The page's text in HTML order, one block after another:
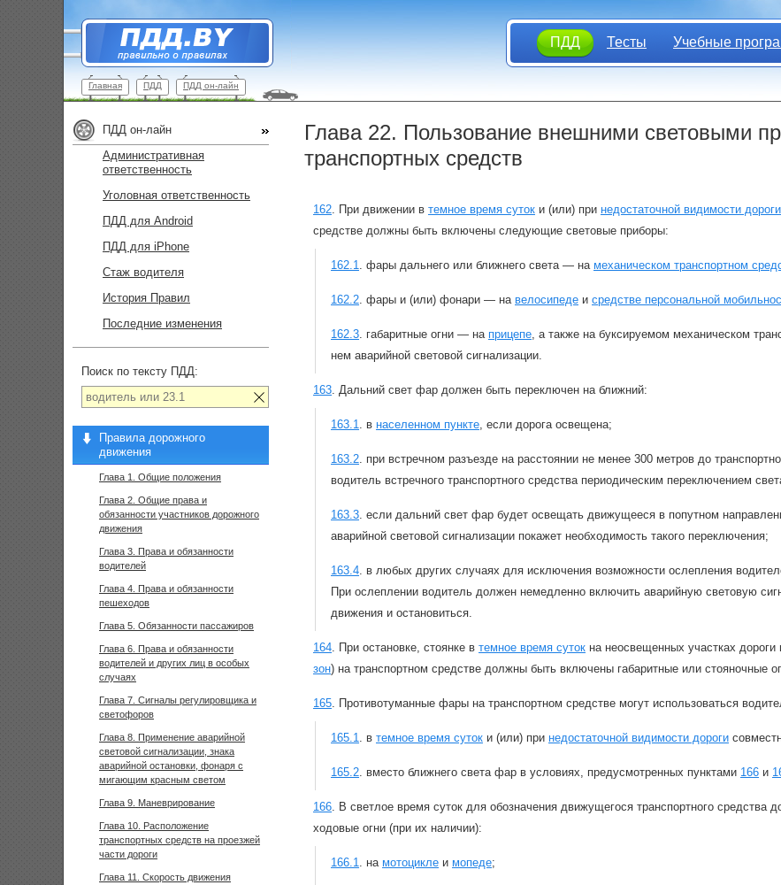
ПДД Тесты Учебные
Главная ПДД ПДД он-лайн
Глава 22. Пользование внешними световыми
транспортных средств
162. При движении в темное время суток и (или) при недостаточной видимости дороги
средстве должны быть включены следующие световые приборы:
162.1. фары дальнего или ближнего света — на механическом транспортном
162.2. фары и (или) фонари — на велосипеде и средстве персональной
162.3. габаритные огни — на прицепе, а также на буксируемом механическом
нем аварийной световой сигнализации.
163. Дальний свет фар должен быть переключен на ближний:
163.1. в населенном пункте, если дорога освещена;
163.2. при встречном разъезде на расстоянии не менее 300 метров до
водитель встречного транспортного средства периодическим переключением
163.3. если дальний свет фар будет освещать движущееся в попутном
аварийной световой сигнализации покажет необходимость такого переключения;
163.4. в любых других случаях для исключения возможности ослепления
При ослеплении водитель должен немедленно включить аварийную световую
движения и остановиться.
164. При остановке, стоянке в темное время суток на неосвещенных участках дороги
зон) на транспортном средстве должны быть включены габаритные или стояночные
165. Противотуманные фары на транспортном средстве могут использоваться
165.1. в темное время суток и (или) при недостаточной видимости дороги
165.2. вместо ближнего света фар в условиях, предусмотренных пунктами 166 и
166. В светлое время суток для обозначения движущегося транспортного
ходовые огни (при их наличии):
166.1. на мотоцикле и мопеде;
ПДД он-лайн
Административная
ответственность
Уголовная ответственность
ПДД для Android
ПДД для iPhone
Стаж водителя
История Правил
Последние изменения
Поиск по тексту ПДД:
Правила дорожного
движения
Глава 1. Общие положения
Глава 2. Общие права и
обязанности участников дорожного
движения
Глава 3. Права и обязанности
водителей
Глава 4. Права и обязанности
пешеходов
Глава 5. Обязанности пассажиров
Глава 6. Права и обязанности
водителей и других лиц в особых
случаях
Глава 7. Сигналы регулировщика и
светофоров
Глава 8. Применение аварийной
световой сигнализации, знака
аварийной остановки, фонаря с
мигающим красным светом
Глава 9. Маневрирование
Глава 10. Расположение
транспортных средств на проезжей
части дороги
Глава 11. Скорость движения